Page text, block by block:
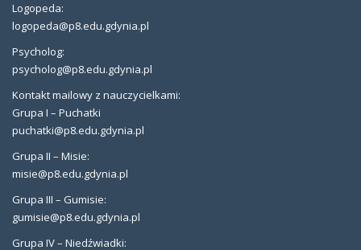
Logopeda:
logopeda@p8.edu.gdynia.pl
Psycholog:
psycholog@p8.edu.gdynia.pl
Kontakt mailowy z nauczycielkami:
Grupa I – Puchatki
puchatki@p8.edu.gdynia.pl
Grupa II – Misie:
misie@p8.edu.gdynia.pl
Grupa III – Gumisie:
gumisie@p8.edu.gdynia.pl
Grupa IV – Niedźwiadki: